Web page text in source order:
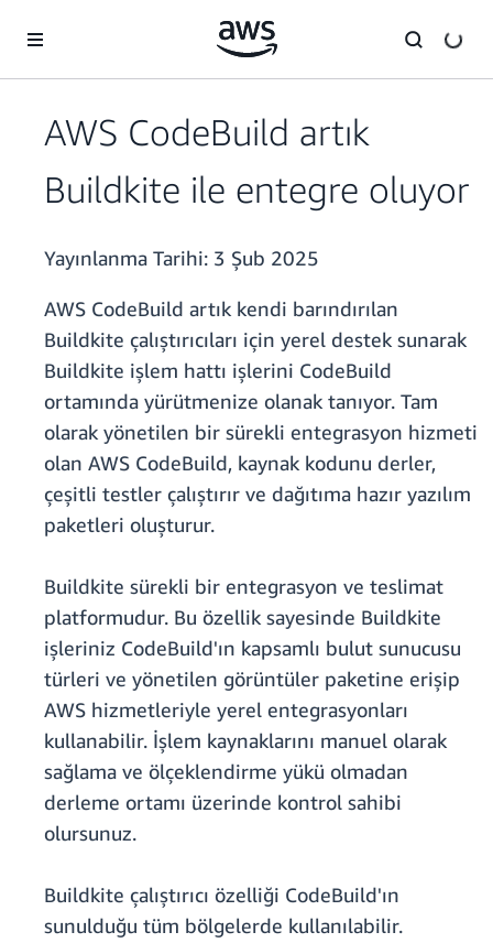
AWS CodeBuild artık
Buildkite ile entegre oluyor
Yayınlanma Tarihi: 3 Şub 2025
AWS CodeBuild artık kendi barındırılan
Buildkite çalıştırıcıları için yerel destek sunarak
Buildkite işlem hattı işlerini CodeBuild
ortamında yürütmenize olanak tanıyor. Tam
olarak yönetilen bir sürekli entegrasyon hizmeti
olan AWS CodeBuild, kaynak kodunu derler,
çeşitli testler çalıştırır ve dağıtıma hazır yazılım
paketleri oluşturur.
Buildkite sürekli bir entegrasyon ve teslimat
platformudur. Bu özellik sayesinde Buildkite
işleriniz CodeBuild'ın kapsamlı bulut sunucusu
türleri ve yönetilen görüntüler paketine erişip
AWS hizmetleriyle yerel entegrasyonları
kullanabilir. İşlem kaynaklarını manuel olarak
sağlama ve ölçeklendirme yükü olmadan
derleme ortamı üzerinde kontrol sahibi
olursunuz.
Buildkite çalıştırıcı özelliği CodeBuild'ın
sunulduğu tüm bölgelerde kullanılabilir.